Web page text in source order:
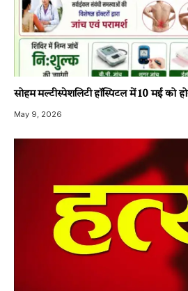
सोहम मल्टीस्पेशलिटी हॉस्पिटल में 10 मई को
May 9, 2026